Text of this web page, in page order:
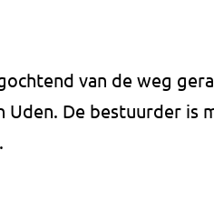
van de weg
Uden. De bestuurder is